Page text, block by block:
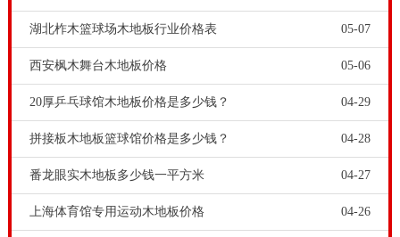
篮球场地健身运动木地板两层直发夹板龙骨系统软件是
一种具高吸震性和连贯性的固定不动升降式的健身运动
木地板系统软件，合乎健身运动木地板规定的各类规
范。相对性于健身运动地板胶，PVC材料等拼装地板，
枫木篮球场木地板较为大特性是外型靓丽、经久耐用、
维护保养简易便捷。篮球木地板价格-广西枫桦木舞台木
地板价格，体育文化木地板除开偏色，还会继续有色板
湖北柞木篮球场木地板行业价格表 05-07
西安枫木舞台木地板价格 05-06
20厚乒乓球馆木地板价格是多少钱？ 04-29
拼接板木地板篮球馆价格是多少钱？ 04-28
番龙眼实木地板多少钱一平方米 04-27
上海体育馆专用运动木地板价格 04-26